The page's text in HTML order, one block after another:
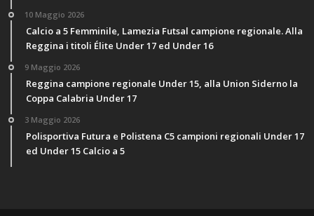
10 Maggio 2026
Calcio a 5 Femminile, Lamezia Futsal campione regionale. Alla
Reggina i titoli Élite Under 17 ed Under 16
9 Maggio 2026
Reggina campione regionale Under 15, alla Union Siderno la
Coppa Calabria Under 17
3 Maggio 2026
Polisportiva Futura e Polistena C5 campioni regionali Under 17
ed Under 15 Calcio a 5